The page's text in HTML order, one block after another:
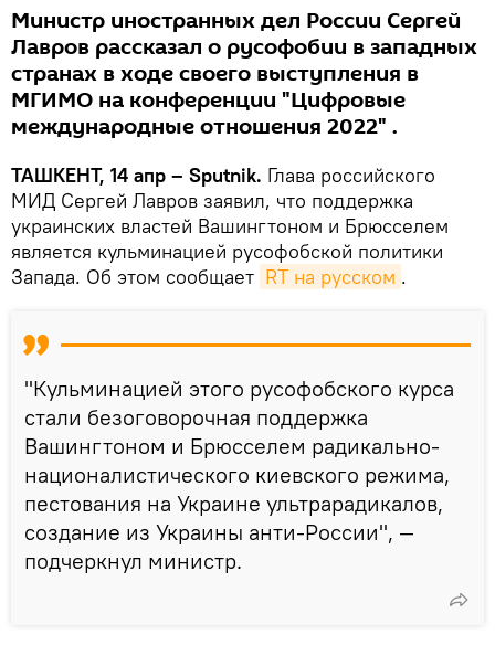
Министр иностранных дел России Сергей
Лавров рассказал о русофобии в западных
странах в ходе своего выступления в
МГИМО на конференции "Цифровые
международные отношения 2022" .
ТАШКЕНТ, 14 апр – Sputnik. Глава российского
МИД Сергей Лавров заявил, что поддержка
украинских властей Вашингтоном и Брюсселем
является кульминацией русофобской политики
Запада. Об этом сообщает RT на русском .
"Кульминацией этого русофобского курса
стали безоговорочная поддержка
Вашингтоном и Брюсселем радикально-
националистического киевского режима,
пестования на Украине ультрарадикалов,
создание из Украины анти-России", —
подчеркнул министр.